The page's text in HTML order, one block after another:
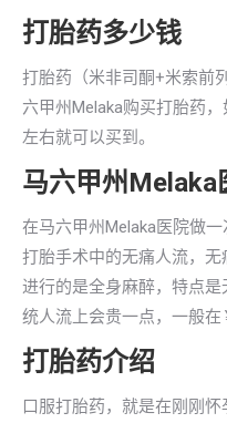
打胎药多少钱
打胎药（米非司酮+米索前
六甲州Melaka购买打胎药
左右就可以买到。
马六甲州Melaka
在马六甲州Melaka医院做
打胎手术中的无痛人流，无
进行的是全身麻醉，特点
统人流上会贵一点，一般在
打胎药介绍
口服打胎药，就是在刚刚